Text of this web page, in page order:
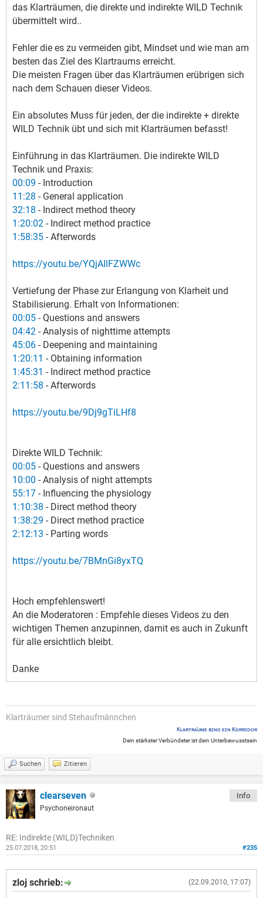
das Klarträumen, die direkte und indirekte WILD Technik
übermittelt wird..
Fehler die es zu vermeiden gibt, Mindset und wie man am
besten das Ziel des Klartraums erreicht.
Die meisten Fragen über das Klarträumen erübrigen sich
nach dem Schauen dieser Videos.
Ein absolutes Muss für jeden, der die indirekte + direkte
WILD Technik übt und sich mit Klarträumen befasst!
Einführung in das Klarträumen. Die indirekte WILD
Technik und Praxis:
00:09 - Introduction
11:28 - General application
32:18 - Indirect method theory
1:20:02 - Indirect method practice
1:58:35 - Afterwords
https://youtu.be/YQjAIlFZWWc
Vertiefung der Phase zur Erlangung von Klarheit und
Stabilisierung. Erhalt von Informationen:
00:05 - Questions and answers
04:42 - Analysis of nighttime attempts
45:06 - Deepening and maintaining
1:20:11 - Obtaining information
1:45:31 - Indirect method practice
2:11:58 - Afterwords
https://youtu.be/9Dj9gTiLHf8
Direkte WILD Technik:
00:05 - Questions and answers
10:00 - Analysis of night attempts
55:17 - Influencing the physiology
1:10:38 - Direct method theory
1:38:29 - Direct method practice
2:12:13 - Parting words
https://youtu.be/7BMnGi8yxTQ
Hoch empfehlenswert!
An die Moderatoren : Empfehle dieses Videos zu den
wichtigen Themen anzupinnen, damit es auch in Zukunft
für alle ersichtlich bleibt.
Danke
Klarträumer sind Stehaufmännchen
Kʟᴀʀᴛʀᴀ̈ᴜᴍᴇ sɪɴᴅ ᴇɪɴ Kᴏʀʀɪᴅᴏʀ
Dein stärkster Verbündeter ist dein Unterbewusstsein
Suchen Zitieren
clearseven
Psychoneironaut
Info
RE: Indirekte (WILD)Techniken
#235
25.07.2018, 20:51
(22.09.2010, 17:07)
zloj schrieb: